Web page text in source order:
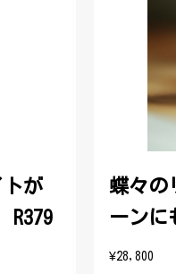
度も対応していただき、あり
ル！高級感あるスタイリッ
金に含まれており、こちら
ビューをいただき、誠にあ
ございましたらいつでもお気
が
R379
蝶々の
ーンに
¥28,800